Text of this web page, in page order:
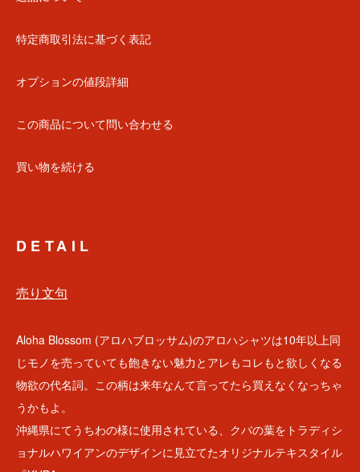
特定商取引法に基づく表記
オプションの値段詳細
この商品について問い合わせる
買い物を続ける
DETAIL
売り文句
Aloha Blossom (アロハブロッサム)のアロハシャツは10年以上同
じモノを売っていても飽きない魅力とアレもコレもと欲しくなる
物欲の代名詞。この柄は来年なんて言ってたら買えなくなっちゃ
うかもよ。
沖縄県にてうちわの様に使用されている、クバの葉をトラディシ
ョナルハワイアンのデザインに見立てたオリジナルテキスタイル